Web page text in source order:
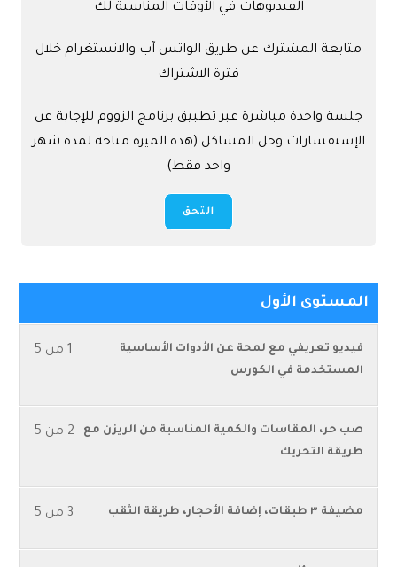
الفيديوهات في الأوقات المناسبة لك
متابعة المشترك عن طريق الواتس آب والانستغرام خلال
فترة الاشتراك
جلسة واحدة مباشرة عبر تطبيق برنامج الزووم للإجابة عن
الإستفسارات وحل المشاكل (هذه الميزة متاحة لمدة شهر
واحد فقط)
التحق
المستوى الأول
1 من 5
فيديو تعريفي مع لمحة عن الأدوات الأساسية
المستخدمة في الكورس
2 من 5
صب حر، المقاسات والكمية المناسبة من الريزن مع
طريقة التحريك
3 من 5 مضيفة ٣ طبقات، إضافة الأحجار، طريقة الثقب